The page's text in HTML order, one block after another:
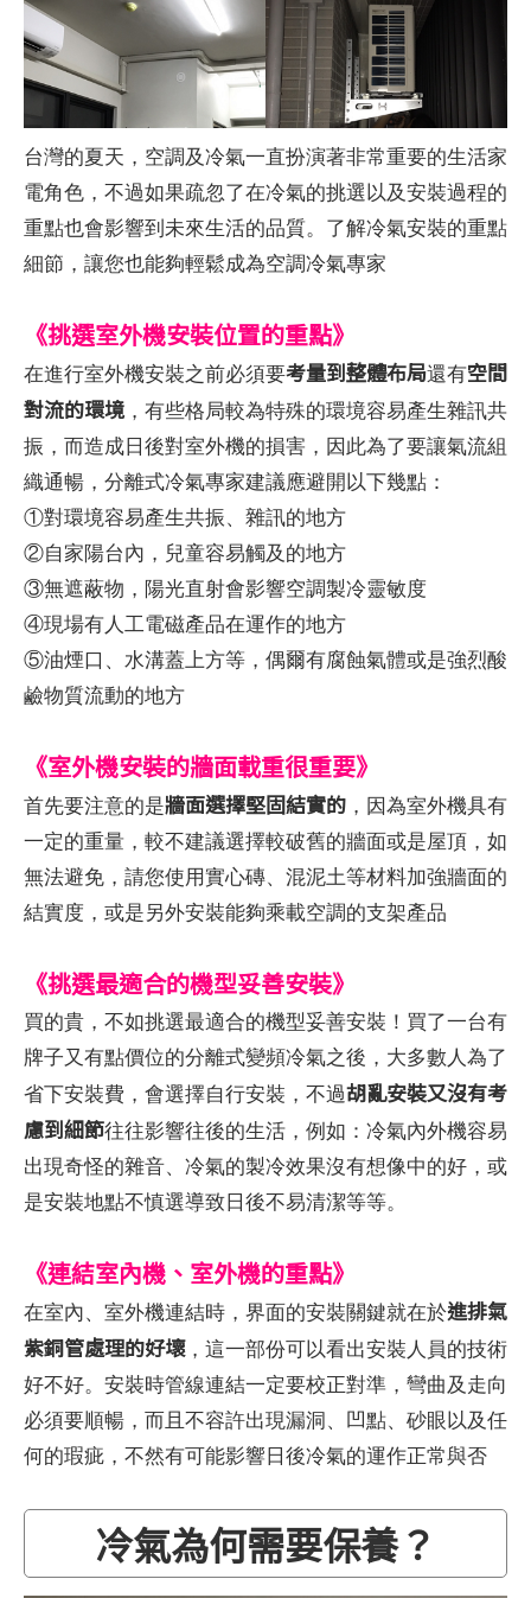
台灣的夏天，空調及冷氣一直扮演著非常重要的生活家
電角色，不過如果疏忽了在冷氣的挑選以及安裝過程的
重點也會影響到未來生活的品質。了解冷氣安裝的重點
細節，讓您也能夠輕鬆成為空調冷氣專家
《挑選室外機安裝位置的重點》
在進行室外機安裝之前必須要考量到整體布局還有空間
對流的環境 ，有些格局較為特殊的環境容易產生雜訊共
振，而造成日後對室外機的損害，因此為了要讓氣流組
織通暢，分離式冷氣專家建議應避開以下幾點：
①對環境容易產生共振、雜訊的地方
②自家陽台內，兒童容易觸及的地方
③無遮蔽物，陽光直射會影響空調製冷靈敏度
④現場有人工電磁產品在運作的地方
⑤油煙口、水溝蓋上方等，偶爾有腐蝕氣體或是強烈酸
鹼物質流動的地方
《室外機安裝的牆面載重很重要》
首先要注意的是牆面選擇堅固結實的 ，因為室外機具有
一定的重量，較不建議選擇較破舊的牆面或是屋頂，如
無法避免，請您使用實心磚、混泥土等材料加強牆面的
結實度，或是另外安裝能夠乘載空調的支架產品
《挑選最適合的機型妥善安裝》
買的貴，不如挑選最適合的機型妥善安裝！買了一台有
牌子又有點價位的分離式變頻冷氣之後，大多數人為了
省下安裝費，會選擇自行安裝，不過胡亂安裝又沒有考
慮到細節往往影響往後的生活，例如：冷氣內外機容易
出現奇怪的雜音、冷氣的製冷效果沒有想像中的好，或
是安裝地點不慎選導致日後不易清潔等等。
《連結室內機、室外機的重點》
在室內、室外機連結時，界面的安裝關鍵就在於進排氣
紫銅管處理的好壞，這一部份可以看出安裝人員的技術
好不好。安裝時管線連結一定要校正對準，彎曲及走向
必須要順暢，而且不容許出現漏洞、凹點、砂眼以及任
何的瑕疵，不然有可能影響日後冷氣的運作正常與否
冷氣為何需要保養？